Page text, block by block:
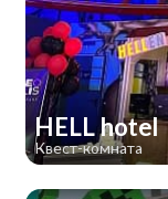
HELL hotel
Квест-комната